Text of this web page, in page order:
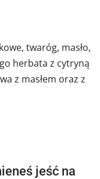
twaróg, masło,
herbata z cytryną
z masłem oraz z
jeść na